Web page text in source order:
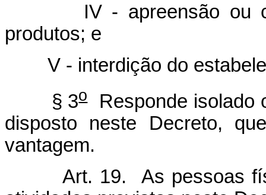
IV - apreensão ou
produtos; e
V - interdição do
§ 3oResponde isolado
disposto neste Decreto,
vantagem.
Art. 19. As pessoas